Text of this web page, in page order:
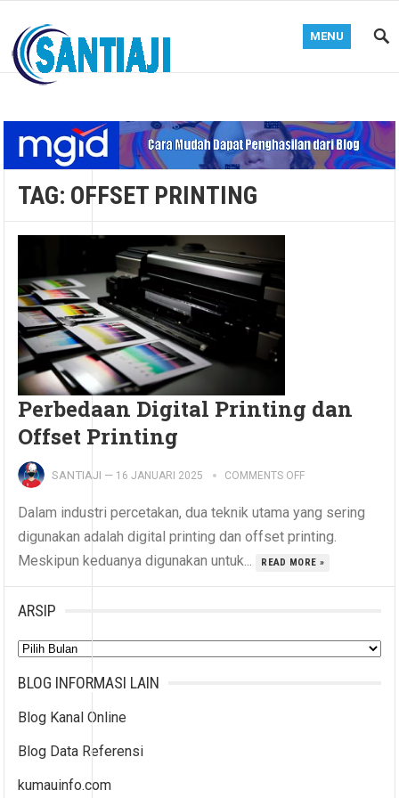
MENU
TAG: OFFSET PRINTING
Perbedaan Digital Printing dan
Offset Printing
SANTIAJI — 16 JANUARI 2025 COMMENTS OFF
Dalam industri percetakan, dua teknik utama yang sering
digunakan adalah digital printing dan offset printing.
Meskipun keduanya digunakan untuk...
READ MORE »
ARSIP
Arsip
BLOG INFORMASI LAIN
Blog Kanal Online
Blog Data Referensi
kumauinfo.com